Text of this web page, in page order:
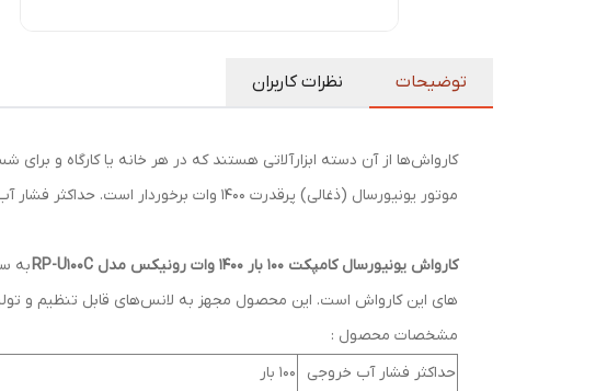
توضیحات نظرات کاربران
موتور یونیورسال (ذغالی) پرقدرت 1400 وات برخوردار است. حداکثر فشار آب خروجی این کارواش برابر با 100 بار و حداکثر جریان آب خروجی آن نیز 6.2 لیتر در دقیقه است.
کارواش یونیورسال کامپکت 100 بار 1400 وات رونیکس مدل RP-U100C
به
های این کارواش است. این محصول مجهز به لانس‌های قابل تنظیم و
مشخصات محصول :
حداکثر فشار آب خروجی
100 بار